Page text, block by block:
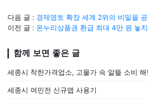
다음 글 : 경제영토 확장 세계 2위의 비밀을
이전 글 : 온누리상품권 환급 최대 4만 원 놓
함께 보면 좋은 글
세종시 착한가격업소, 고물가 속 알뜰 소비 해
세종시 여민전 신규앱 사용기